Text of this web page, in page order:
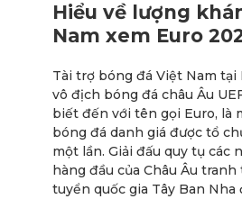
Hiểu về lượng
Nam xem Euro
Tài trợ bóng đá Việt Nam tại
vô địch bóng đá châu Âu
biết đến với tên gọi Euro, là
bóng đá danh giá được tổ
một lần. Giải đấu quy tụ các
hàng đầu của Châu Âu tranh
tuyển quốc gia Tây Ban Nha